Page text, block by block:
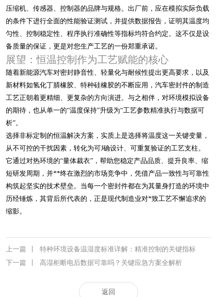
压缩机、传感器、控制器的品牌与规格。出厂前，应在模拟实际负载
的条件下进行全面的性能验证测试，并提供数据报告，证明其温度均
匀性、控制稳定性、程序执行准确性等指标均符合约定。这不仅是设
备质量的保证，更是对您生产工艺的一份郑重承诺。
展望：恒温控制作为工艺赋能的核心
随着新能源汽车对密封静音性、轻量化与耐候性提出更高要求，以及
新材料如氢化丁腈橡胶、特种硅橡胶的不断应用，汽车密封件的制造
工艺正朝着更精细、更复杂的方向演进。与之相伴，对环境模拟设备
的期待，也从单一的“温度保持”升级为“工艺参数精准执行与数据可
析”。
选择非标定制的恒温解决方案，实质上是选择将温度这一关键变量，
从不可控的干扰因素，转化为可J确设计、可重复验证的工艺支柱。
它通过对热环境的“量体裁衣”，帮助您稳定产品品质、提升良率、缩
短研发周期，并**终在激烈的市场竞争中，凭借产品一致性与可靠性
构筑起坚实的技术壁垒。当每一个密封件都在为其量身打造的环境中
历经锤炼，其背后所代表的，正是现代制造业对*致工艺不懈追求的
缩影。
上一篇
特种环境设备温湿度标准详解：精准控制的关键指标
下一篇
高湿柜断电后数据可靠吗？关键应急方案全解析
返回